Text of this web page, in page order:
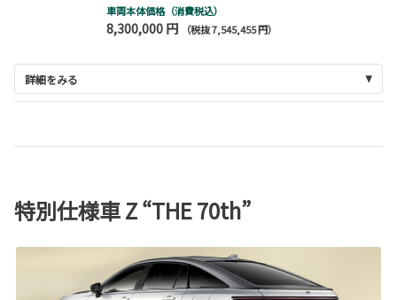
車両本体価格（消費税込）
8,300,000 円 （税抜 7,545,455 円）
詳細をみる
特別仕様車 Z “THE 70th”